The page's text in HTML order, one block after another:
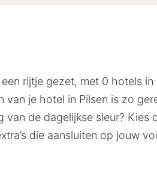
rijtje gezet, met 0 hotels in
je hotel in Pilsen is zo
de dagelijkse sleur? Kies
die aansluiten op jouw